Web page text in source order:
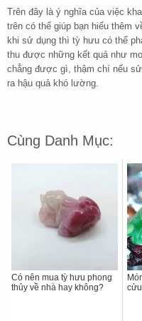
Trên đây là ý nghĩa của việc
trên có thể giúp bạn hiểu thêm
khi sử dụng thì tỳ hưu có thể
thu được những kết quả như
chẳng được gì, thậm chí nếu
ra hậu quả khó lường.
Cùng Danh Mục:
Có nên mua tỳ hưu phong
thủy về nhà hay không?